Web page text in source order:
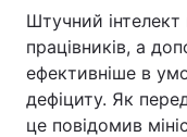
Штучний інтелект
працівників, а
ефективніше в
дефіциту. Як
це повідомив